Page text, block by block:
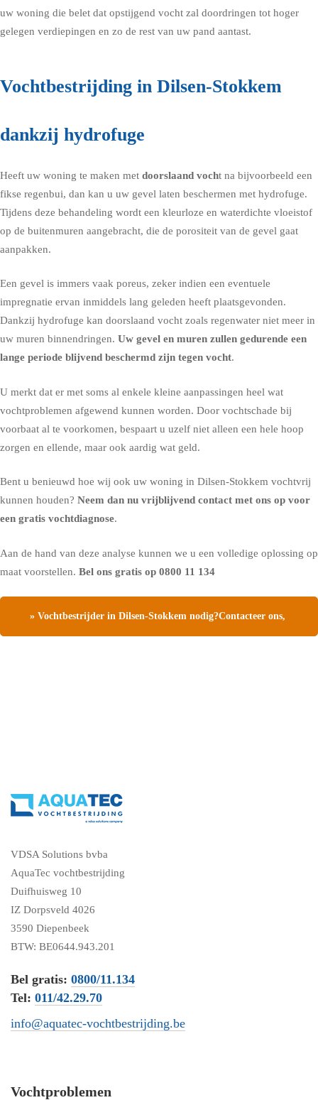
uw woning die belet dat opstijgend vocht zal doordringen tot hoger
gelegen verdiepingen en zo de rest van uw pand aantast.
Vochtbestrijding in Dilsen-Stokkem
dankzij hydrofuge
Heeft uw woning te maken met doorslaand vocht na bijvoorbeeld een
fikse regenbui, dan kan u uw gevel laten beschermen met hydrofuge.
Tijdens deze behandeling wordt een kleurloze en waterdichte vloeistof
op de buitenmuren aangebracht, die de porositeit van de gevel gaat
aanpakken.
Een gevel is immers vaak poreus, zeker indien een eventuele
impregnatie ervan inmiddels lang geleden heeft plaatsgevonden.
Dankzij hydrofuge kan doorslaand vocht zoals regenwater niet meer in
uw muren binnendringen. Uw gevel en muren zullen gedurende een
lange periode blijvend beschermd zijn tegen vocht.
U merkt dat er met soms al enkele kleine aanpassingen heel wat
vochtproblemen afgewend kunnen worden. Door vochtschade bij
voorbaat al te voorkomen, bespaart u uzelf niet alleen een hele hoop
zorgen en ellende, maar ook aardig wat geld.
Bent u benieuwd hoe wij ook uw woning in Dilsen-Stokkem vochtvrij
kunnen houden? Neem dan nu vrijblijvend contact met ons op voor
een gratis vochtdiagnose.
Aan de hand van deze analyse kunnen we u een volledige oplossing op
maat voorstellen. Bel ons gratis op 0800 11 134
» Vochtbestrijder in Dilsen-Stokkem nodig?Contacteer ons,
VDSA Solutions bvba
AquaTec vochtbestrijding
Duifhuisweg 10
IZ Dorpsveld 4026
3590 Diepenbeek
BTW: BE0644.943.201
Bel gratis: 0800/11.134
Tel: 011/42.29.70
info@aquatec-vochtbestrijding.be
Vochtproblemen